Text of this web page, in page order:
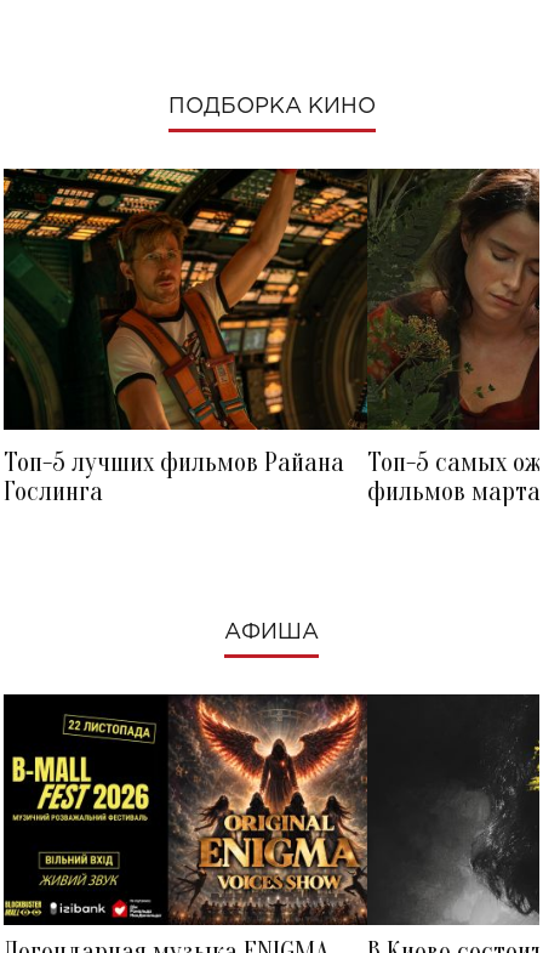
ПОДБОРКА КИНО
Топ-5 лучших фильмов Райана
Гослинга
Топ-5 самых
фильмов
АФИША